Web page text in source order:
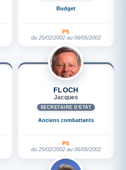
Budget
PS
du 25/02/2002 au 06/05/2002
FLOCH
Jacques
SECRÉTAIRE D'ETAT
Anciens combattants
PS
du 25/02/2002 au 06/05/2002